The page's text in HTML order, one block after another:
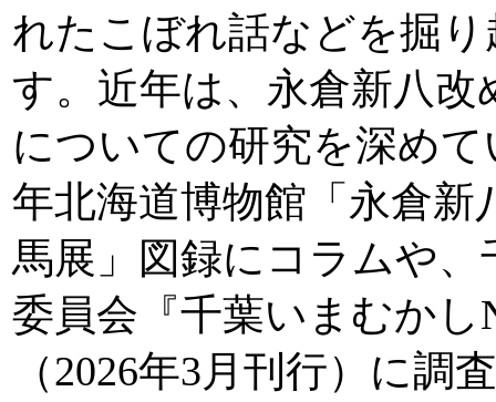
れたこぼれ話などを掘
す。近年は、永倉新八改
についての研究を深めて
年北海道博物館「永倉新
馬展」図録にコラムや、
委員会『千葉いまむかし
（2026年3月刊行）に調